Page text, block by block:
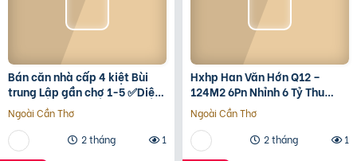
Bán căn nhà cấp 4 kiệt Bùi
trung Lập gần chợ 1-5 ✅Diện
tích 5*22 ✅Hướng Tây Bắc
✅Đường oto thông
Ngoài Cần Thơ
2 tháng
1
Hxhp Han Văn Hớn Q12 –
124M2 6Pn Nhỉnh 6 Tỷ Thu
15Tr/Tháng
Ngoài Cần Thơ
2 tháng
1